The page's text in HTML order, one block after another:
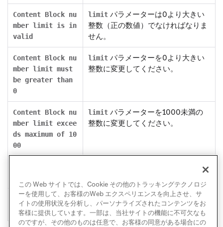
Content Block nu
mber limit is in
valid
limit パラメーターは0より大きい
整数（正の数値）でなければなりま
せん。
Content Block nu
mber limit must
be greater than
0
limit パラメーターを0より大きい
整数に変更してください。
Content Block nu
mber limit excee
ds maximum of 10
00
limit パラメーターを1000未満の
整数に変更してください。
パラメーターは0より大きい
Offset must be g
reater than 0
offsetパラメーターを0より大きい
整数に変更してください。
この Web サイトでは、Cookie その他のトラッキングテクノロジ
ーを使用して、お客様のWeb エクスペリエンスを向上させ、サ
イトの使用状況を分析し、パーソナライズされたコンテンツをお
客様に提供しています。一部は、当社サイトの機能に不可欠なも
のですが、その他のものは任意で、お客様の同意がある場合にの